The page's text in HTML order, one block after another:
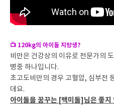
📺 120kg의 아이돌 지망생?
비만은 건강상의 이유로 전문가의
병중 하나입니다.
초고도비만의 경우 고혈압, 심부전
데요.
아이돌을 꿈꾸는 [맥미돌]님은 좋지